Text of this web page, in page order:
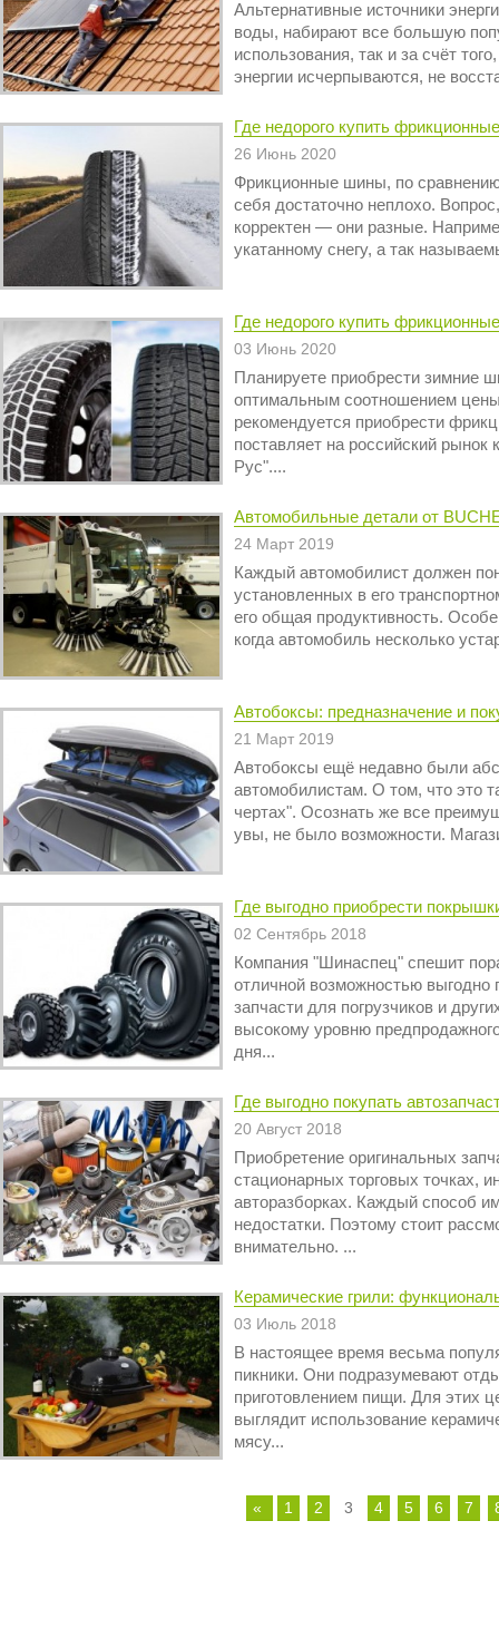
Альтернативные источники
воды, набирают все большую
использования, так и за счёт
энергии исчерпываются, не
Где недорого купить
26 Июнь 2020
Фрикционные шины, по
себя достаточно неплохо.
корректен — они разные.
укатанному снегу, а так
Где недорого купить
03 Июнь 2020
Планируете приобрести зимние
оптимальным соотношением цены
рекомендуется приобрести
поставляет на российский
Рус"....
Автомобильные детали от
24 Март 2019
Каждый автомобилист должен
установленных в его
его общая продуктивность.
когда автомобиль несколько
Автобоксы: предназначение и
21 Март 2019
Автобоксы ещё недавно были
автомобилистам. О том, что это
чертах". Осознать же все
увы, не было возможности.
Где выгодно приобрести
02 Сентябрь 2018
Компания "Шинаспец" спешит
отличной возможностью выгодно
запчасти для погрузчиков и
высокому уровню
дня...
Где выгодно покупать
20 Август 2018
Приобретение оригинальных
стационарных торговых точках,
авторазборках. Каждый способ
недостатки. Поэтому стоит
внимательно. ...
Керамические грили:
03 Июль 2018
В настоящее время весьма
пикники. Они подразумевают
приготовлением пищи. Для этих
выглядит использование
мясу...
« 1 2 3 4 5 6 7